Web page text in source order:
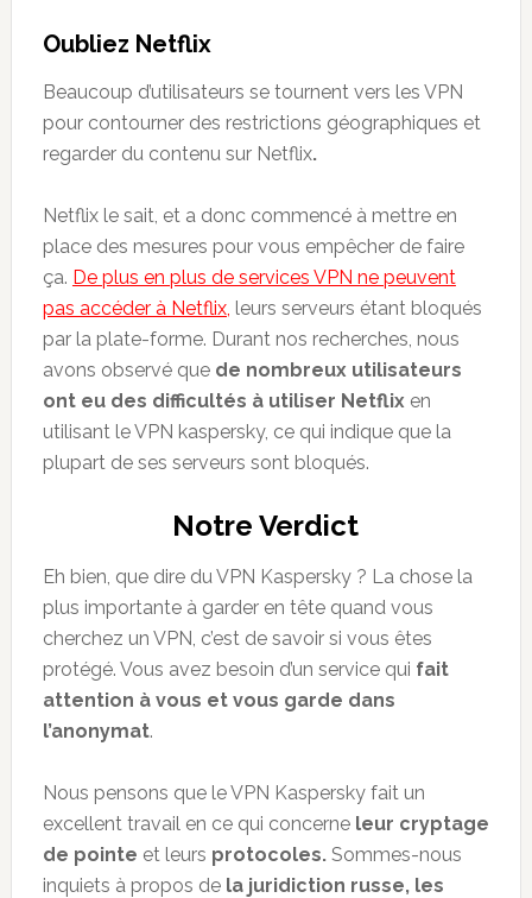
Oubliez Netflix
Beaucoup d’utilisateurs se tournent vers les VPN
pour contourner des restrictions géographiques et
regarder du contenu sur Netflix.
Netflix le sait, et a donc commencé à mettre en
place des mesures pour vous empêcher de faire
ça. De plus en plus de services VPN ne peuvent
pas accéder à Netflix, leurs serveurs étant bloqués
par la plate-forme. Durant nos recherches, nous
avons observé que de nombreux utilisateurs
ont eu des difficultés à utiliser Netflix en
utilisant le VPN kaspersky, ce qui indique que la
plupart de ses serveurs sont bloqués.
Notre Verdict
Eh bien, que dire du VPN Kaspersky ? La chose la
plus importante à garder en tête quand vous
cherchez un VPN, c’est de savoir si vous êtes
protégé. Vous avez besoin d’un service qui fait
attention à vous et vous garde dans
l’anonymat.
Nous pensons que le VPN Kaspersky fait un
excellent travail en ce qui concerne leur cryptage
de pointe et leurs protocoles.Sommes-nous
inquiets à propos de la juridiction russe, les